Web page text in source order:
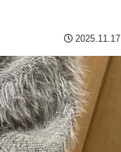
2025.11.17